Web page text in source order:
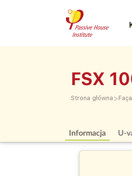
FSX
Strona główna >
Informacja U-